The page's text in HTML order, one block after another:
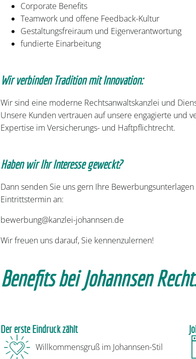
Corporate Benefits
Teamwork und offene Feedback-Kultur
Gestaltungsfreiraum und Eigenverantwortung
fundierte Einarbeitung
Wir verbinden Tradition mit Innovation:
Wir sind eine moderne Rechtsanwaltskanzlei und
Unsere Kunden vertrauen auf unsere engagierte und
Expertise im Versicherungs- und Haftpflichtrecht.
Haben wir Ihr Interesse geweckt?
Dann senden Sie uns gern Ihre
Eintrittstermin an:
bewerbung@kanzlei-johannsen.de
Wir freuen uns darauf, Sie kennenzulernen!
Benefits bei Johannsen
Der erste Eindruck zählt
Willkommensgruß im Johannsen-Stil